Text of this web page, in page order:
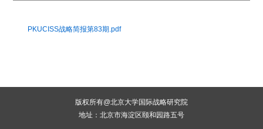
PKUCISS战略简报第83期.pdf
版权所有@北京大学国际战略研究院
地址：北京市海淀区颐和园路五号